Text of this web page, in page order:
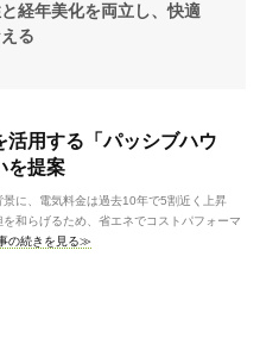
経年美化を両立し、快適
る
活用する「パッシブハウ
を提案
に、電気料金は過去10年で5割近く上昇
和らげるため、省エネでコストパフォーマ
の続きを見る≫